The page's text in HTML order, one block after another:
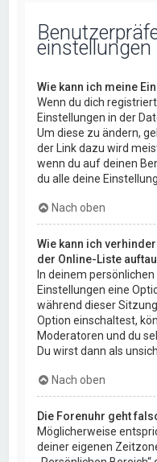
einstellungen
Wie kann ich meine
Wenn du dich
Einstellungen in der
Um diese zu ändern,
der Link dazu wird
wenn du auf deinen
du alle deine
Nach oben
Wie kann ich
der Online-Liste
In deinem
Einstellungen eine
während dieser
Option einschaltest,
Moderatoren und du
Du wirst dann als
Nach oben
Die Forenuhr geht
Möglicherweise
deiner eigenen